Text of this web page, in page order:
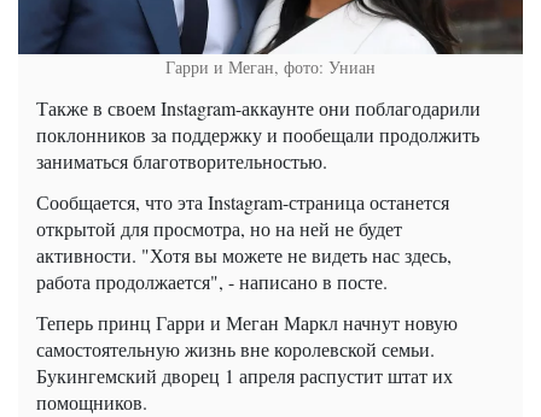
Гарри и Меган, фото: Униан
Также в своем Instagram-аккаунте они поблагодарили
поклонников за поддержку и пообещали продолжить
заниматься благотворительностью.
Сообщается, что эта Instagram-страница останется
открытой для просмотра, но на ней не будет
активности. "Хотя вы можете не видеть нас здесь,
работа продолжается", - написано в посте.
Теперь принц Гарри и Меган Маркл начнут новую
самостоятельную жизнь вне королевской семьи.
Букингемский дворец 1 апреля распустит штат их
помощников.